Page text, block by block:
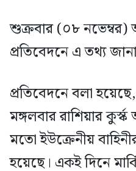
শুক্রবার (০৮
প্রতিবেদনে এ তথ্য
প্রতিবেদনে বলা
মঙ্গলবার রাশিয়ার
মতো ইউক্রেনীয়
হয়েছে। একই দিনে